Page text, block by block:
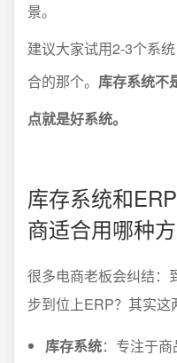
景。
建议大家试用2-3个系
合的那个。 库存系统不
点就是好系统。
库存系统和
商适合用哪种方
很多电商老板会纠结：
步到位上ERP？其实这
库存系统：专注于